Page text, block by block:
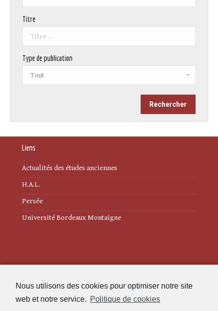
Nous utilisons des cookies pour optimiser notre site
web et notre service. Politique de cookies
Titre
Type de publication
Liens
Actualités des études anciennes
H.A.L.
Persée
Université Bordeaux Montaigne
Politique de cookies (UE)